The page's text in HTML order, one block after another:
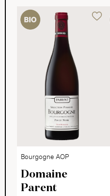
Bourgogne AOP
Domaine
Parent